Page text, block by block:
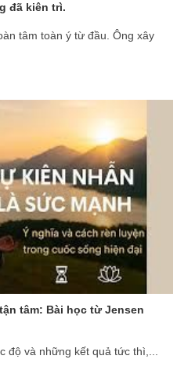
đã kiên trì.
tâm toàn ý từ đầu. Ông xây
tâm: Bài học từ Jensen
độ và những kết quả tức thì,...